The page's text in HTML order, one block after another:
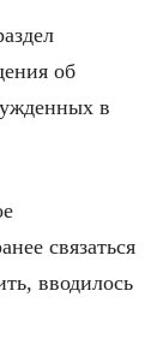
об
в
связаться
вводилось